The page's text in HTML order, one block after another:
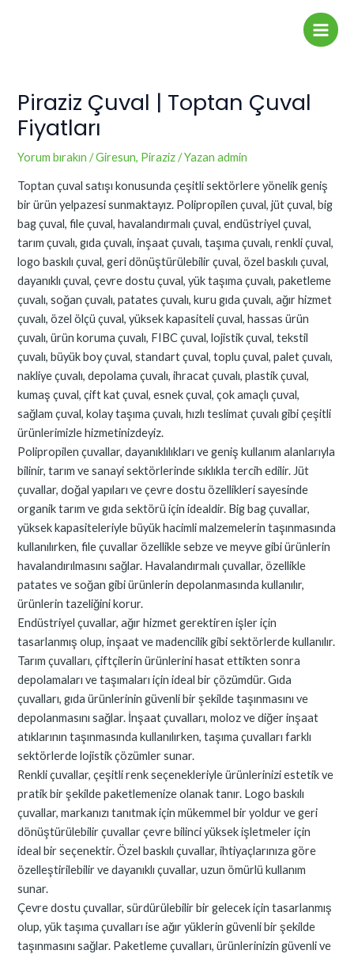
Main
Piraziz Çuval | Toptan Çuval
Fiyatları
Yorum bırakın /Giresun, Piraziz/ Yazan admin
Toptan çuval satışı konusunda çeşitli sektörlere yönelik geniş
bir ürün yelpazesi sunmaktayız. Polipropilen çuval, jüt çuval, big
bag çuval, file çuval, havalandırmalı çuval, endüstriyel çuval,
tarım çuvalı, gıda çuvalı, inşaat çuvalı, taşıma çuvalı, renkli çuval,
logo baskılı çuval, geri dönüştürülebilir çuval, özel baskılı çuval,
dayanıklı çuval, çevre dostu çuval, yük taşıma çuvalı, paketleme
çuvalı, soğan çuvalı, patates çuvalı, kuru gıda çuvalı, ağır hizmet
çuvalı, özel ölçü çuval, yüksek kapasiteli çuval, hassas ürün
çuvalı, ürün koruma çuvalı, FIBC çuval, lojistik çuval, tekstil
çuvalı, büyük boy çuval, standart çuval, toplu çuval, palet çuvalı,
nakliye çuvalı, depolama çuvalı, ihracat çuvalı, plastik çuval,
kumaş çuval, çift kat çuval, esnek çuval, çok amaçlı çuval,
sağlam çuval, kolay taşıma çuvalı, hızlı teslimat çuvalı gibi çeşitli
ürünlerimizle hizmetinizdeyiz.
Polipropilen çuvallar, dayanıklılıkları ve geniş kullanım alanlarıyla
bilinir, tarım ve sanayi sektörlerinde sıklıkla tercih edilir. Jüt
çuvallar, doğal yapıları ve çevre dostu özellikleri sayesinde
organik tarım ve gıda sektörü için idealdir. Big bag çuvallar,
yüksek kapasiteleriyle büyük hacimli malzemelerin taşınmasında
kullanılırken, file çuvallar özellikle sebze ve meyve gibi ürünlerin
havalandırılmasını sağlar. Havalandırmalı çuvallar, özellikle
patates ve soğan gibi ürünlerin depolanmasında kullanılır,
ürünlerin tazeliğini korur.
Endüstriyel çuvallar, ağır hizmet gerektiren işler için
tasarlanmış olup, inşaat ve madencilik gibi sektörlerde kullanılır.
Tarım çuvalları, çiftçilerin ürünlerini hasat ettikten sonra
depolamaları ve taşımaları için ideal bir çözümdür. Gıda
çuvalları, gıda ürünlerinin güvenli bir şekilde taşınmasını ve
depolanmasını sağlar. İnşaat çuvalları, moloz ve diğer inşaat
atıklarının taşınmasında kullanılırken, taşıma çuvalları farklı
sektörlerde lojistik çözümler sunar.
Renkli çuvallar, çeşitli renk seçenekleriyle ürünlerinizi estetik ve
pratik bir şekilde paketlemenize olanak tanır. Logo baskılı
çuvallar, markanızı tanıtmak için mükemmel bir yoldur ve geri
dönüştürülebilir çuvallar çevre bilinci yüksek işletmeler için
ideal bir seçenektir. Özel baskılı çuvallar, ihtiyaçlarınıza göre
özelleştirilebilir ve dayanıklı çuvallar, uzun ömürlü kullanım
sunar.
Çevre dostu çuvallar, sürdürülebilir bir gelecek için tasarlanmış
olup, yük taşıma çuvalları ise ağır yüklerin güvenli bir şekilde
taşınmasını sağlar. Paketleme çuvalları, ürünlerinizin güvenli ve